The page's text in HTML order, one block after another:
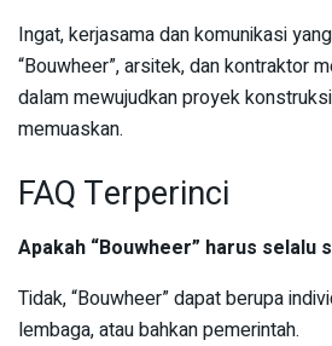
Ingat, kerjasama dan komunikasi
“Bouwheer”, arsitek, dan kontraktor
dalam mewujudkan proyek
memuaskan.
FAQ Terperinci
Apakah “Bouwheer” harus selalu
Tidak, “Bouwheer” dapat berupa
lembaga, atau bahkan pemerintah.